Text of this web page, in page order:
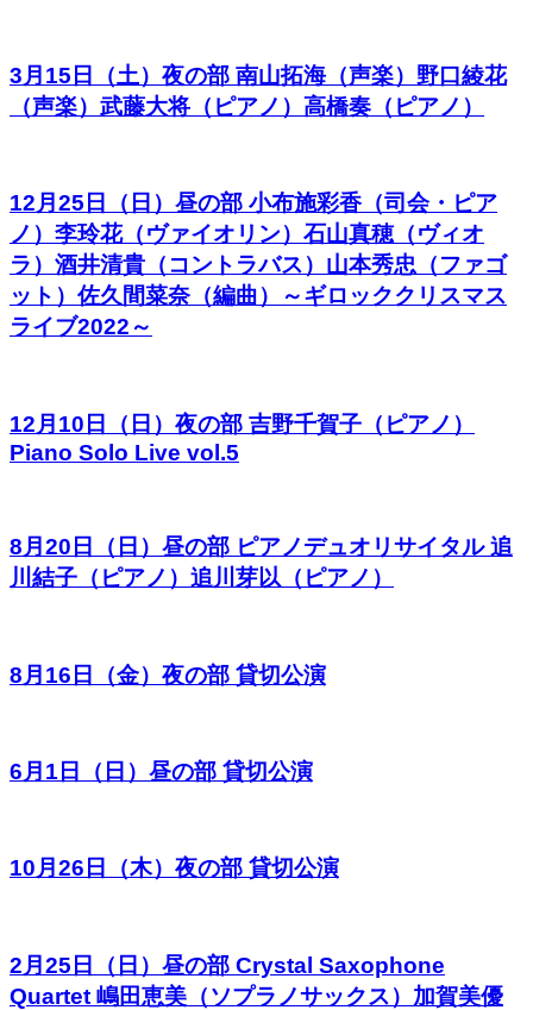
3月15日（土）夜の部 南山拓海（声楽）野口綾花
（声楽）武藤大将（ピアノ）高橋奏（ピアノ）
12月25日（日）昼の部 小布施彩香（司会・ピア
ノ）李玲花（ヴァイオリン）石山真穂（ヴィオ
ラ）酒井清貴（コントラバス）山本秀忠（ファゴ
ット）佐久間菜奈（編曲）～ギロッククリスマス
ライブ2022～
12月10日（日）夜の部 吉野千賀子（ピアノ）
Piano Solo Live vol.5
8月20日（日）昼の部 ピアノデュオリサイタル 追
川結子（ピアノ）追川芽以（ピアノ）
8月16日（金）夜の部 貸切公演
6月1日（日）昼の部 貸切公演
10月26日（木）夜の部 貸切公演
2月25日（日）昼の部 Crystal Saxophone
Quartet 嶋田恵美（ソプラノサックス）加賀美優